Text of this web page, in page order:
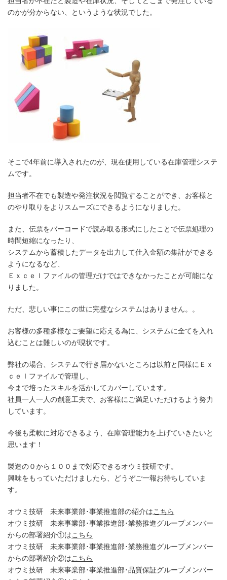
のかが分からない、というような状況でした。
そこで4年前に導入されたのが、現在使用している在庫管理システ
ムです。
担当者不在でも製造や発注状況を閲覧することができ、お客様と
のやり取りをよりスムーズにできるようになりました。
また、伝票をバーコードで読み取る形式にしたことで伝票処理の
時間短縮になったり、
システムから蓄積したデータを出力して仕入金額の集計ができる
ようになるなど、
Ｅｘｃｅｌファイルの管理だけではできなかったことが可能にな
りました。
ただ、悲しい事にこの世に完璧なシステムはありません。。
お客様の多種多様なご要望に応える為に、システムに全てを入れ
込むことは難しいのが現状です。
弊社の場合、システムで行き届かないところは以前と同様にＥｘ
ｃｅｌファイルで管理し、
今まで培ったスキルを活かしてカバーしています。
社員一人一人の創意工夫で、お客様にご満足いただけるよう努力
しています。
今後も柔軟に対応できるよう、在庫管理能力を上げていきたいと
思います！
製造の０から１００まで対応できるオウミ技研です。
興味をもっていただけましたら、どうぞご一報お待ちしていま
す。
オウミ技研 未来事業部･事業推進部の紹介はこちら
オウミ技研 未来事業部･事業推進部･業務推進グループメンバー
からの部署紹介①はこちら
オウミ技研 未来事業部･事業推進部･業務推進グループメンバー
からの部署紹介②はこちら
オウミ技研 未来事業部･事業推進部･品質保証グループメンバー